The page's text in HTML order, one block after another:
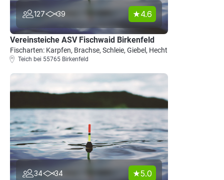
127 39 4.6
Vereinsteiche ASV Fischwaid Birkenfeld
Fischarten: Karpfen, Brachse, Schleie, Giebel, Hecht
Teich bei 55765 Birkenfeld
34 34 5.0